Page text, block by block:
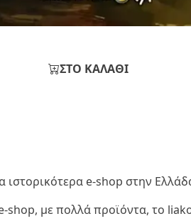
ΣΤΟ ΚΑΛΑΘΙ
ιστορικότερα e-shop στην
shop, με πολλά προϊόντα, το